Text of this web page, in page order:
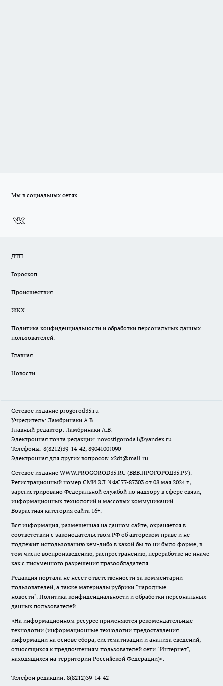
Мы в социальных сетях
ДТП
Гороскоп
Происшествия
ЖКХ
Политика конфиденциальности и обработки персональных данных
пользователей.
Главная
Новости
Сетевое издание progorod35.ru
Учредитель: Ламбринаки А.В.
Главный редактор: Ламбринаки А.В.
Электронная почта редакции: novostigoroda1@yandex.ru
Телефоны: 8(8212)39-14-42, 89041001090
Электронная для других вопросов: x2dt@mail.ru
Сетевое издание WWW.PROGOROD35.RU (ВВВ.ПРОГОРОД35.РУ).
Регистрационный номер СМИ ЭЛ №ФС77-87303 от 08 мая 2024 г.,
зарегистрировано Федеральной службой по надзору в сфере связи,
информационных технологий и массовых коммуникаций.
Возрастная категория сайта 16+.
Вся информация, размещенная на данном сайте, охраняется в
соответствии с законодательством РФ об авторском праве и не
подлежит использованию кем-либо в какой бы то ни было форме, в
том числе воспроизведению, распространению, переработке не иначе
как с письменного разрешения правообладателя.
Редакция портала не несет ответственности за комментарии
пользователей, а также материалы рубрики "народные
новости". Политика конфиденциальности и обработки персональных
данных пользователей.
«На информационном ресурсе применяются рекомендательные
технологии (информационные технологии предоставления
информации на основе сбора, систематизации и анализа сведений,
относящихся к предпочтениям пользователей сети "Интернет",
находящихся на территории Российской Федерации)».
Телефон редакции: 8(8212)39-14-42